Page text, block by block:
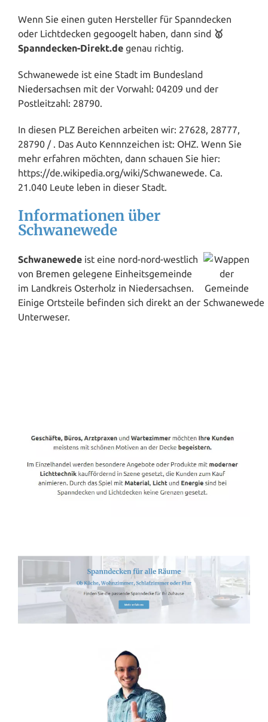
Wenn Sie einen guten Hersteller für Spanndecken
oder Lichtdecken gegoogelt haben, dann sind 🥇
Spanndecken-Direkt.de genau richtig.
Schwanewede ist eine Stadt im Bundesland
Niedersachsen mit der Vorwahl: 04209 und der
Postleitzahl: 28790.
In diesen PLZ Bereichen arbeiten wir: 27628, 28777,
28790 / . Das Auto Kennnzeichen ist: OHZ. Wenn Sie
mehr erfahren möchten, dann schauen Sie hier:
https://de.wikipedia.org/wiki/Schwanewede. Ca.
21.040 Leute leben in dieser Stadt.
Informationen über
Schwanewede
Schwanewede ist eine nord-nord-westlich
von Bremen gelegene Einheitsgemeinde
im Landkreis Osterholz in Niedersachsen.
Einige Ortsteile befinden sich direkt an der
Unterweser.